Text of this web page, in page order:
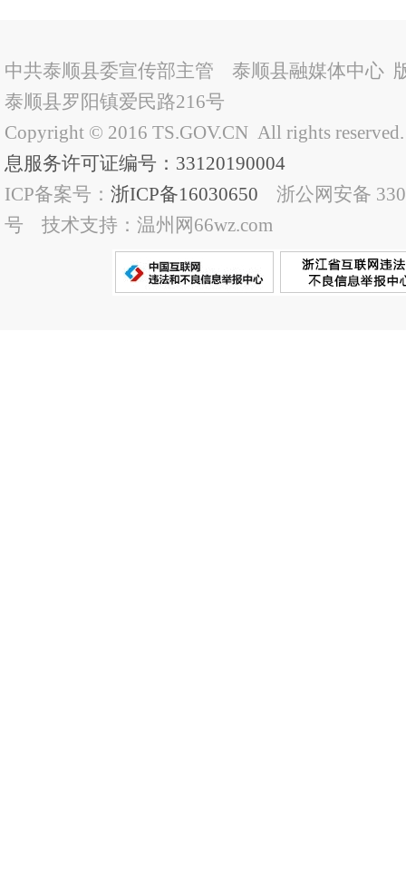
中共泰顺县委宣传部主管 泰顺县融媒体中心
泰顺县罗阳镇爱民路216号
Copyright © 2016 TS.GOV.CN All rights
息服务许可证编号：33120190004
ICP备案号： 浙ICP备16030650 浙公网安备
号 技术支持：温州网66wz.com